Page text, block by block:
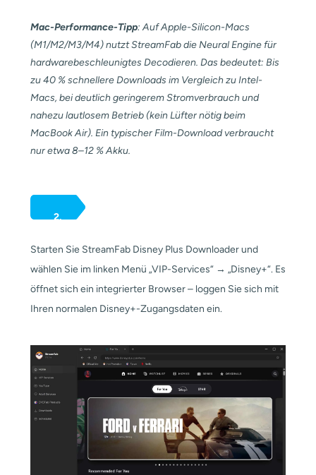
Mac-Performance-Tipp: Auf Apple-Silicon-Macs
(M1/M2/M3/M4) nutzt StreamFab die Neural Engine für
hardwarebeschleunigtes Decodieren. Das bedeutet: Bis
zu 40 % schnellere Downloads im Vergleich zu Intel-
Macs, bei deutlich geringerem Stromverbrauch und
nahezu lautlosem Betrieb (kein Lüfter nötig beim
MacBook Air). Ein typischer Film-Download verbraucht
nur etwa 8–12 % Akku.
2.
Starten Sie StreamFab Disney Plus Downloader und
wählen Sie im linken Menü „VIP-Services“ → „Disney+“. Es
öffnet sich ein integrierter Browser – loggen Sie sich mit
Ihren normalen Disney+-Zugangsdaten ein.